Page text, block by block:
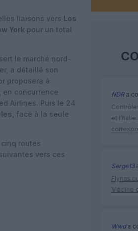
liaisons vers Los
York pour un total
le marché nord-
a détaillé son
proposera à
, en concurrence
Airlines. Puis le 24
, face à la seule
routes
vers ces
NDRa
et
Serge13
Flynas
Médine
Wwda